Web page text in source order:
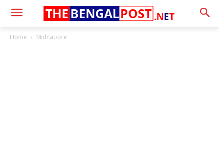
.NET
THE BENGALPOST
Home Midnapore